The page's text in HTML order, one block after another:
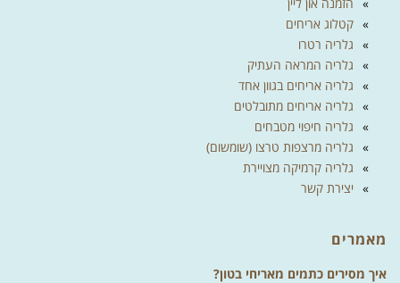
קטלוג אריחים
גלריה רטרו
גלריה המראה העתיק
גלריה אריחים בגוון אחד
גלריה אריחים מתובלטים
גלריה חיפוי מטבחים
גלריה מרצפות טרצו (שומשום)
גלריה קרמיקה מצויירת
יצירת קשר
מאמרים
איך מסירים כתמים מאריחי בטון?